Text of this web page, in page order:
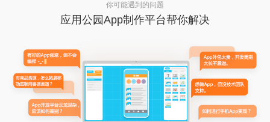
你可能遇到的问题
应用公园App制作平台帮你解决